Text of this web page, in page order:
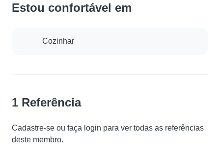
Estou confortável em
Cozinhar
1 Referência
Cadastre-se ou faça login para ver todas as referências
deste membro.